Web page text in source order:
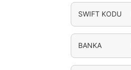
SWIFT KODU
BANKA